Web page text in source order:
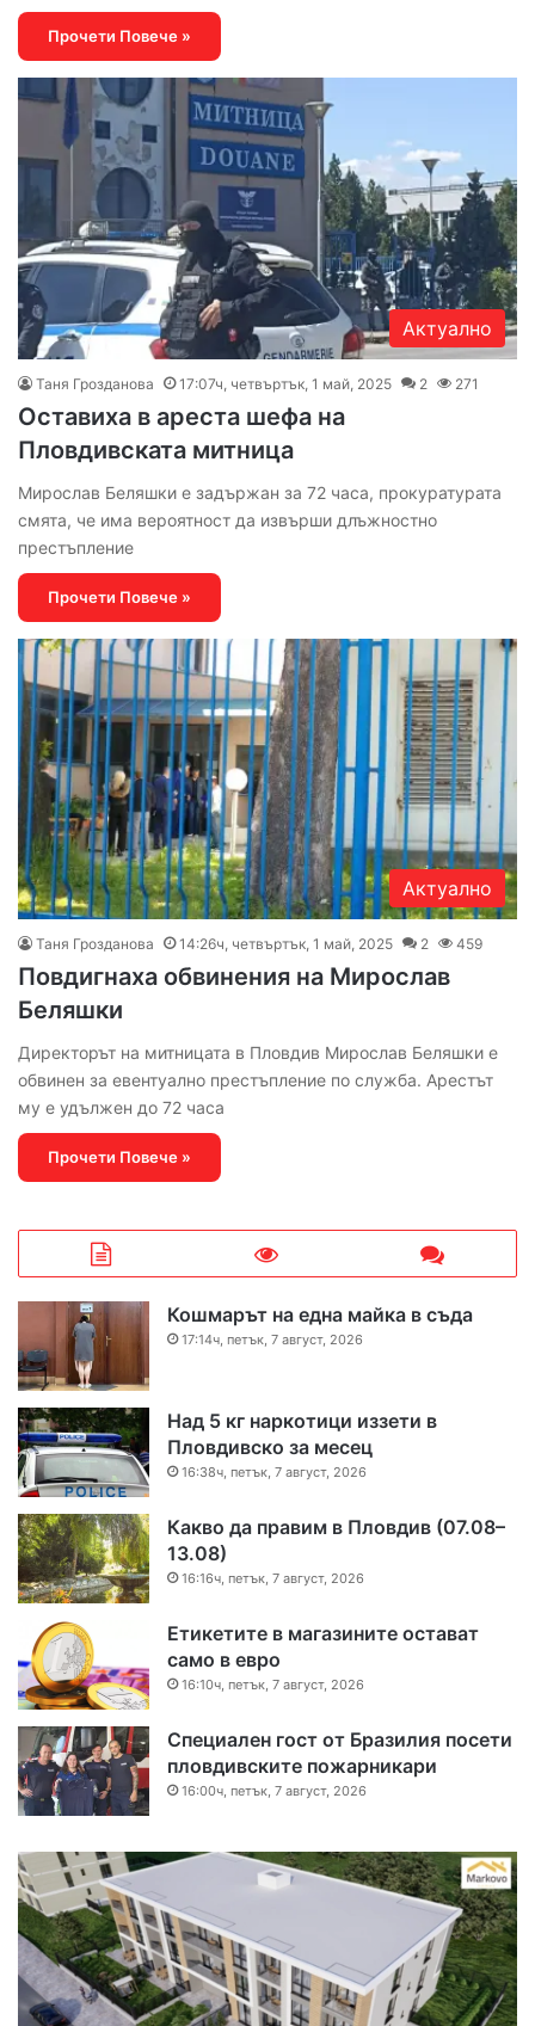
Прочети Повече »
Актуално
Таня Грозданова 17:07ч, четвъртък, 1 май, 2025 2 271
Оставиха в ареста шефа на
Пловдивската митница
Мирослав Беляшки е задържан за 72 часа, прокуратурата
смята, че има вероятност да извърши длъжностно
престъпление
Прочети Повече »
Актуално
Таня Грозданова 14:26ч, четвъртък, 1 май, 2025 2 459
Повдигнаха обвинения на Мирослав
Беляшки
Директорът на митницата в Пловдив Мирослав Беляшки е
обвинен за евентуално престъпление по служба. Арестът
му е удължен до 72 часа
Прочети Повече »
Кошмарът на една майка в съда
17:14ч, петък, 7 август, 2026
Над 5 кг наркотици иззети в
Пловдивско за месец
16:38ч, петък, 7 август, 2026
Какво да правим в Пловдив (07.08–
13.08)
16:16ч, петък, 7 август, 2026
Етикетите в магазините остават
само в евро
16:10ч, петък, 7 август, 2026
Специален гост от Бразилия посети
пловдивските пожарникари
16:00ч, петък, 7 август, 2026